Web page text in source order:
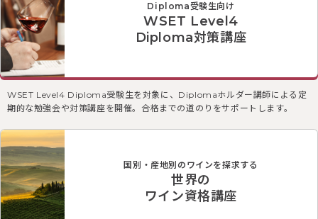
Diploma受験生向け
WSET Level4
Diploma対策講座
WSET Level4 Diploma受験生を対象に、Diplomaホルダー講師による定
期的な勉強会や対策講座を開催。合格までの道のりをサポートします。
国別・産地別のワインを探求する
世界の
ワイン資格講座